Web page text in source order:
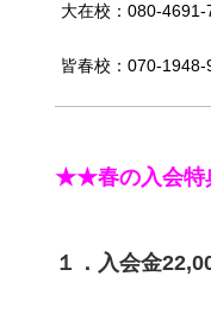
大在校：080-4691-
皆春校：070-1948-
★★春の入会
１．入会金